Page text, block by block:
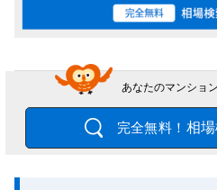
あなたのマンショ
完全無料！ 相